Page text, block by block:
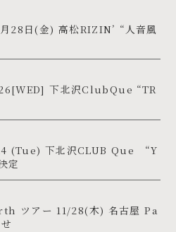
28日(金) 高松RIZIN’ “人音風
下北沢ClubQue “TR
(Tue) 下北沢CLUB Que “Y
定
ツアー 11/28(木) 名古屋 Pa